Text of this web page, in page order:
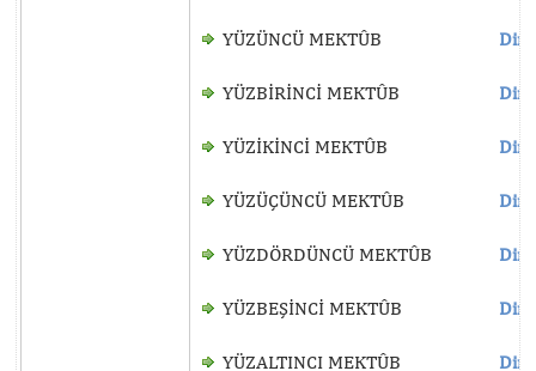
YÜZÜNCÜ MEKTÛB
YÜZBİRİNCİ MEKTÛB
YÜZİKİNCİ MEKTÛB
YÜZÜÇÜNCÜ MEKTÛB
YÜZDÖRDÜNCÜ MEKTÛB
YÜZBEŞİNCİ MEKTÛB
YÜZALTINCI MEKTÛB